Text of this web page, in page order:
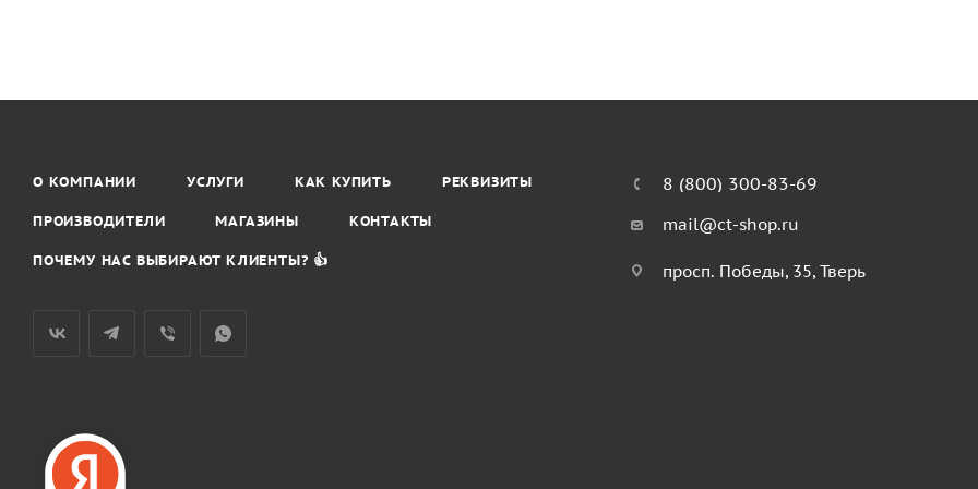
О КОМПАНИИ УСЛУГИ КАК КУПИТЬ РЕКВИЗИТЫ
ПРОИЗВОДИТЕЛИ МАГАЗИНЫ КОНТАКТЫ
ПОЧЕМУ НАС ВЫБИРАЮТ КЛИЕНТЫ? 👍
8 (800) 300-83-69
mail@ct-shop.ru
просп. Победы, 35, Тверь